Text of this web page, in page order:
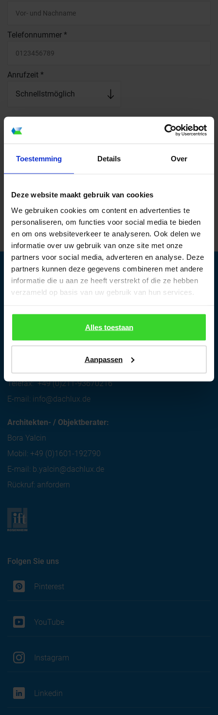
Toestemming Details Over
Deze website maakt gebruik van cookies
We gebruiken cookies om content en advertenties te
personaliseren, om functies voor social media te bieden
en om ons websiteverkeer te analyseren. Ook delen we
informatie over uw gebruik van onze site met onze
partners voor social media, adverteren en analyse. Deze
partners kunnen deze gegevens combineren met andere
informatie die u aan ze heeft verstrekt of die ze hebben
verzameld op basis van uw gebruik van hun services.
Alles toestaan
Aanpassen
Telefonnummer *
Anrufzeit *
INFORMATIONEN ANFORDERN
Dachlux GmbH
Telefax:+49 (0)211-93670216
E-mail: info@dachlux.de
Architekten- / Objektberater:
Bora Yalcin
Mobil: +49 (0)1601-192790
E-mail: b.yalcin@dachlux.de
Rückruf: anfordern
Folgen Sie uns
Pinterest
YouTube
Instagram
Linkedin